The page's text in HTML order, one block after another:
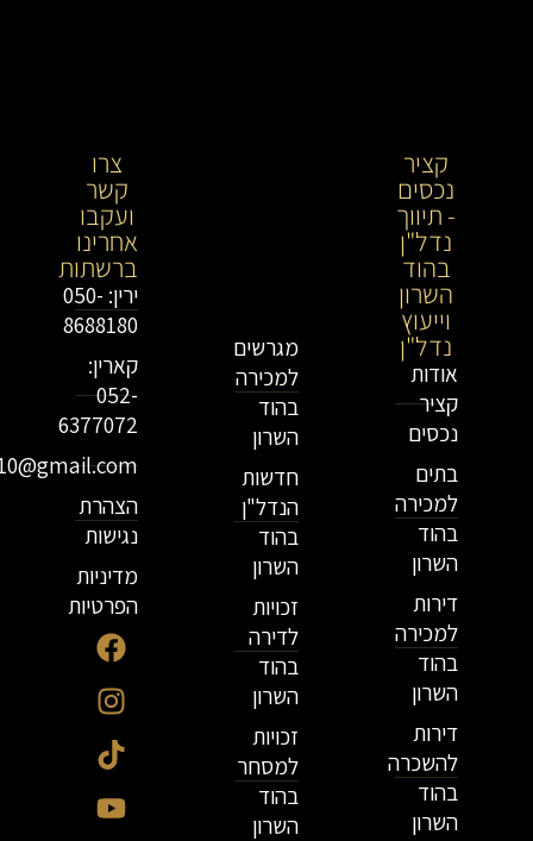
קציר
נכסים
- תיווך
נדל"ן
בהוד
השרון
וייעוץ
נדל"ן
אודות
קציר
נכסים
בתים
למכירה
בהוד
השרון
דירות
למכירה
בהוד
השרון
דירות
להשכרה
בהוד
השרון
מגרשים
למכירה
בהוד
השרון
חדשות
הנדל"ן
בהוד
השרון
זכויות
לדירה
בהוד
השרון
זכויות
למסחר
בהוד
השרון
צרו
קשר
ועקבו
אחרינו
ברשתות
ירין: 050-
8688180
קארין:
052-
6377072
הצהרת
נגישות
מדיניות
הפרטיות